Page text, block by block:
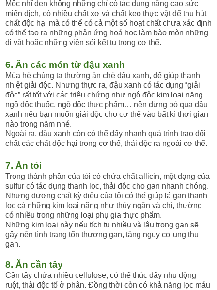
Mộc nhĩ đen không những chỉ có tác dụng nâng cao sức
miển dịch, có nhiều chất xơ và chất keo thực vật để thu hút
chất độc hại mà có thể có cả một số hoạt chất chưa xác định
có thể tạo ra những phản ứng hoá học làm bào mòn những
dị vật hoặc những viên sỏi kết tụ trong cơ thể.
6. Ăn các món từ đậu xanh
Mùa hè chúng ta thường ăn chè đậu xanh, để giúp thanh
nhiệt giải độc. Nhưng thực ra, đậu xanh có tác dụng “giải
độc” rất tốt với các triệu chứng như ngộ độc kim loại nặng,
ngộ độc thuốc, ngộ độc thực phẩm… nên đừng bỏ qua đậu
xanh nếu bạn muốn giải độc cho cơ thể vào bất kì thời gian
nào trong năm nhé.
Ngoài ra, đậu xanh còn có thể đẩy nhanh quá trình trao đổi
chất các chất độc hại trong cơ thể, thải độc ra ngoài cơ thể.
7. Ăn tỏi
Trong thành phần của tỏi có chứa chất allicin, một dạng của
sulfur có tác dụng thanh lọc, thải độc cho gan nhanh chóng.
Những dưỡng chất kỳ diệu của tỏi có thể giúp lá gan thanh
lọc cả những kim loại nặng như thủy ngân và chì, thường
có nhiều trong những loại phụ gia thực phẩm.
Những kim loại này nếu tích tụ nhiều và lâu trong gan sẽ
gây nên tình trạng tổn thương gan, tăng nguy cơ ung thu
gan.
8. Ăn cần tây
Cần tây chứa nhiều cellulose, có thể thúc đẩy nhu động
ruột, thải độc tố ở phân. Đồng thời còn có khả năng lọc máu